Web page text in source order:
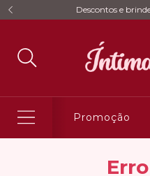
Descontos e
Promoção